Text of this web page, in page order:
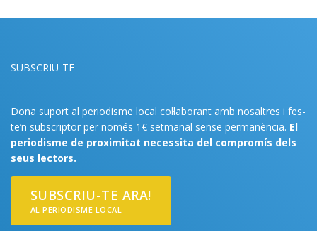
SUBSCRIU-TE
Dona suport al periodisme local col·laborant amb nosaltres i fes-
te’n subscriptor per només 1€ setmanal sense permanència. El
periodisme de proximitat necessita del compromís dels
seus lectors.
SUBSCRIU-TE ARA!
AL PERIODISME LOCAL